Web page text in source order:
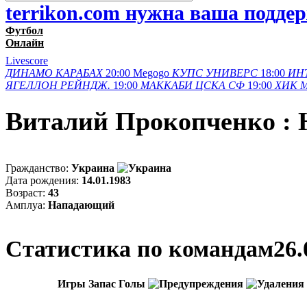
terrikon.com нужна ваша
Футбол
Онлайн
Livescore
ДИНАМО КАРАБАХ 20:00 Megogo КУПС УНИВЕРС 18:00
ЯГЕЛЛОН РЕЙНДЖ. 19:00 МАККАБИ ЦСКА СФ 19:00 ХИК
Виталий Прокопченко :
Гражданство: Украина
Дата рождения: 14.01.1983
Возраст: 43
Амплуа: Нападающий
Статистика по командам
Игры Запас Голы